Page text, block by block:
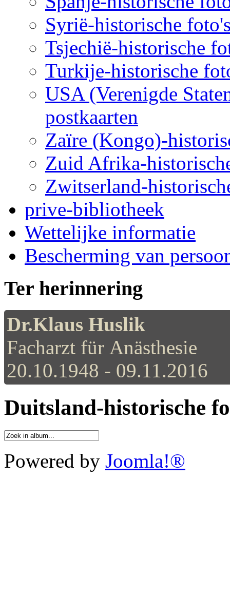
Syrië-historische
Tsjechië-historische
Turkije-historische
USA (Verenigde
postkaarten
Zaïre (Kongo)-
Zuid Afrika-
Zwitserland-
prive-bibliotheek
Wettelijke informatie
Bescherming van
Ter herinnering
Dr.Klaus Huslik
Facharzt für Anästhesie
20.10.1948 - 09.11.2016
Duitsland-historische
Powered by Joomla!®